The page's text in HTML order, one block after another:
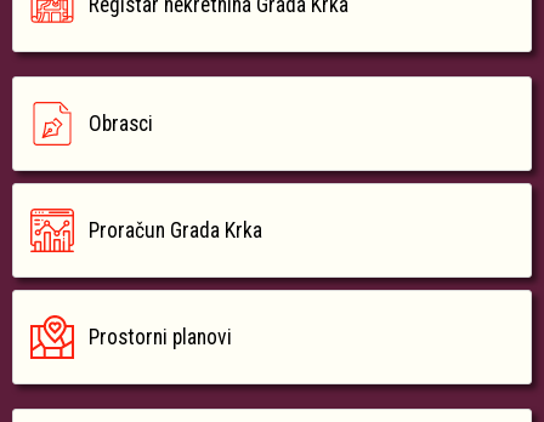
Registar nekretnina Grada Krka
Obrasci
Proračun Grada Krka
Prostorni planovi